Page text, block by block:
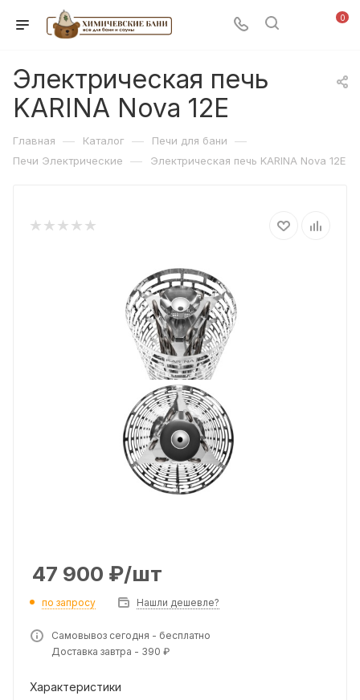
0
Электрическая печь
KARINA Nova 12Е
Главная — Каталог — Печи для бани —
Печи Электрические — Электрическая печь KARINA Nova 12Е
47 900 ₽/шт
по запросу Нашли дешевле?
Самовывоз сегодня - бесплатно
Доставка завтра - 390 ₽
Характеристики